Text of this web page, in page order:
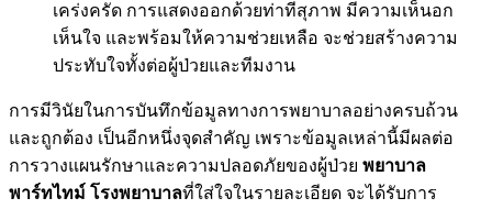
เคร่งครัด การแสดงออกด้วยท่าทีสุภาพ มีความเห็นอก
เห็นใจ และพร้อมให้ความช่วยเหลือ จะช่วยสร้างความ
ประทับใจทั้งต่อผู้ป่วยและทีมงาน
การมีวินัยในการบันทึกข้อมูลทางการพยาบาลอย่างครบถ้วน
และถูกต้อง เป็นอีกหนึ่งจุดสำคัญ เพราะข้อมูลเหล่านี้มีผลต่อ
การวางแผนรักษาและความปลอดภัยของผู้ป่วย พยาบาล
พาร์ทไทม์ โรงพยาบาลที่ใส่ใจในรายละเอียด จะได้รับการ